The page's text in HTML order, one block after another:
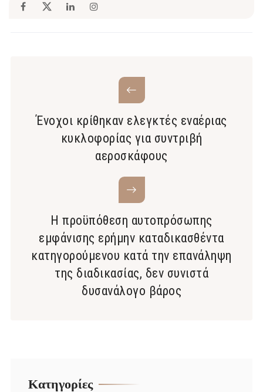
Ένοχοι κρίθηκαν ελεγκτές εναέριας
κυκλοφορίας για συντριβή
αεροσκάφους
Η προϋπόθεση αυτοπρόσωπης
εμφάνισης ερήμην καταδικασθέντα
κατηγορούμενου κατά την επανάληψη
της διαδικασίας, δεν συνιστά
δυσανάλογο βάρος
Kατηγορίες